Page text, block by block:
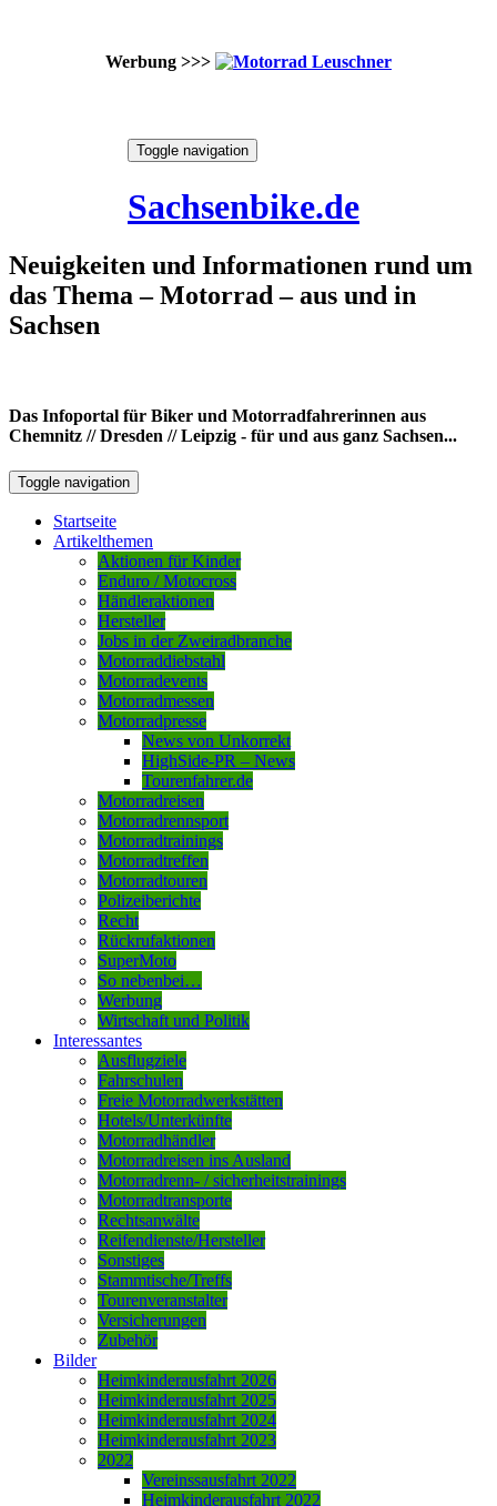
Werbung >>>
Toggle navigation
Sachsenbike.de
Neuigkeiten und Informationen rund um
das Thema – Motorrad – aus und in
Sachsen
Das Infoportal für Biker und Motorradfahrerinnen aus
Chemnitz // Dresden // Leipzig - für und aus ganz Sachsen...
Toggle navigation
Startseite
Artikelthemen
Aktionen für Kinder
Enduro / Motocross
Händleraktionen
Hersteller
Jobs in der Zweiradbranche
Motorraddiebstahl
Motorradevents
Motorradmessen
Motorradpresse
News von Unkorrekt
HighSide-PR – News
Tourenfahrer.de
Motorradreisen
Motorradrennsport
Motorradtrainings
Motorradtreffen
Motorradtouren
Polizeiberichte
Recht
Rückrufaktionen
SuperMoto
So nebenbei…
Werbung
Wirtschaft und Politik
Interessantes
Ausflugziele
Fahrschulen
Freie Motorradwerkstätten
Hotels/Unterkünfte
Motorradhändler
Motorradreisen ins Ausland
Motorradrenn- / sicherheitstrainings
Motorradtransporte
Rechtsanwälte
Reifendienste/Hersteller
Sonstiges
Stammtische/Treffs
Tourenveranstalter
Versicherungen
Zubehör
Bilder
Heimkinderausfahrt 2026
Heimkinderausfahrt 2025
Heimkinderausfahrt 2024
Heimkinderausfahrt 2023
2022
Vereinssausfahrt 2022
Heimkinderausfahrt 2022